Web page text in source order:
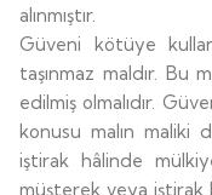
alınmıştır.
Güveni kötüye
taşınmaz maldır.
edilmiş olmalıdır.
konusu malın maliki
iştirak hâlinde
müşterek veya iştirak